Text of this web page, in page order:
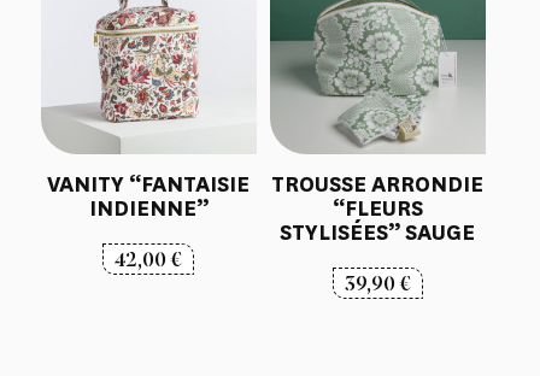
VANITY “FANTAISIE
INDIENNE”
42,00€
TROUSSE ARRONDIE
“FLEURS
STYLISÉES” SAUGE
39,90€